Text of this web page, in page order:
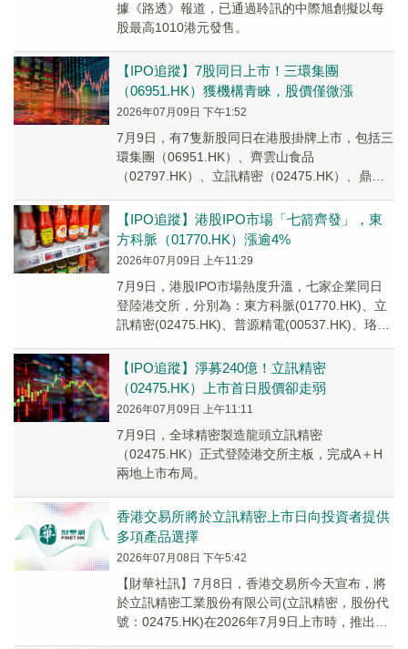
據《路透》報道，已通過聆訊的中際旭創擬以每
股最高1010港元發售。
【IPO追蹤】7股同日上市！三環集團
（06951.HK）獲機構青睞，股價僅微漲
2026年07月09日 下午1:52
7月9日，有7隻新股同日在港股掛牌上市，包括三
環集團（06951.HK）、齊雲山食品
（02797.HK）、立訊精密（02475.HK）、鼎泰
【IPO追蹤】港股IPO市場「七箭齊發」，東
方科脈（01770.HK）漲逾4%
2026年07月09日 上午11:29
7月9日，港股IPO市場熱度升溫，七家企業同日
登陸港交所，分別為：東方科脈(01770.HK)、立
訊精密(02475.HK)、普源精電(00537.HK)、珞石
【IPO追蹤】淨募240億！立訊精密
（02475.HK）上市首日股價卻走弱
2026年07月09日 上午11:11
7月9日，全球精密製造龍頭立訊精密
（02475.HK）正式登陸港交所主板，完成A＋H
兩地上市布局。
香港交易所將於立訊精密上市日向投資者提供
多項產品選擇
2026年07月08日 下午5:42
【財華社訊】7月8日，香港交易所今天宣布，將
於立訊精密工業股份有限公司(立訊精密，股份代
號：02475.HK)在2026年7月9日上市時，推出下